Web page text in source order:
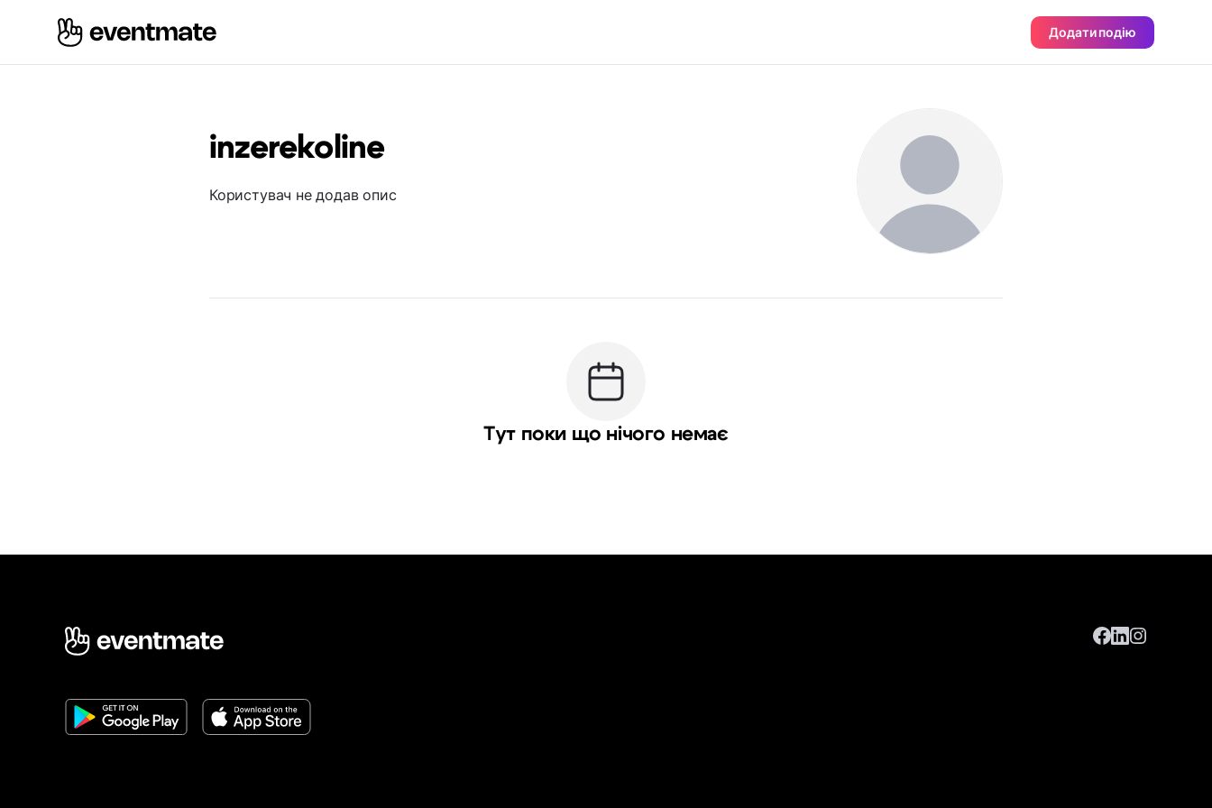
Додати подію
inzerekoline
Користувач не додав опис
Тут поки що нічого немає